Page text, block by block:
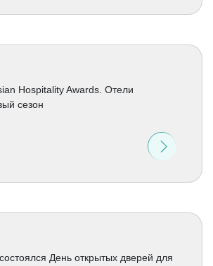
Hospitality Awards. Отели
сезон
День открытых дверей для